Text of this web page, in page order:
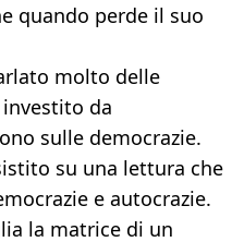
quando perde il suo
molto delle
da
sulle democrazie.
su una lettura che
e autocrazie.
la matrice di un